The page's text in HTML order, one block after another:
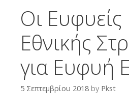
Οι Ευφυείς
Εθνικής
για Ευφυή
5 Σεπτεμβρίου 2018 by Pkst